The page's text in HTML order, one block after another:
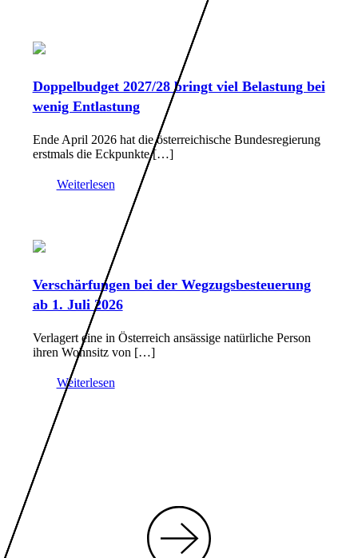
Doppelbudget 2027/28 bringt viel Belastung bei
wenig Entlastung
Ende April 2026 hat die österreichische Bundesregierung
erstmals die Eckpunkte […]
Weiterlesen
Verschärfungen bei der Wegzugsbesteuerung
ab 1. Juli 2026
Verlagert eine in Österreich ansässige natürliche Person
ihren Wohnsitz von […]
Weiterlesen